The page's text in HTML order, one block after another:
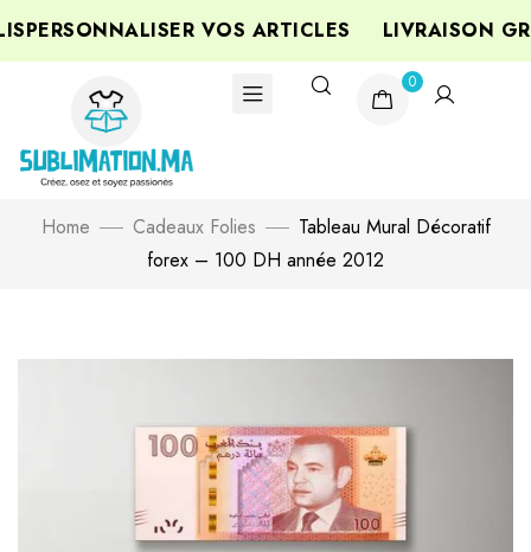
VOS ARTICLES LIVRAISON
0
Home Cadeaux Folies
Tableau Mural Décoratif
forex – 100 DH année 2012